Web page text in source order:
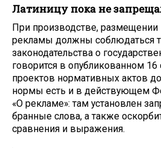
Латиницу пока не
При производстве, размещении
рекламы должны соблюдаться
законодательства о
говорится в опубликованном 16
проектов нормативных актов
нормы есть и в действующем
«О рекламе»: там установлен
бранные слова, а также
сравнения и выражения.